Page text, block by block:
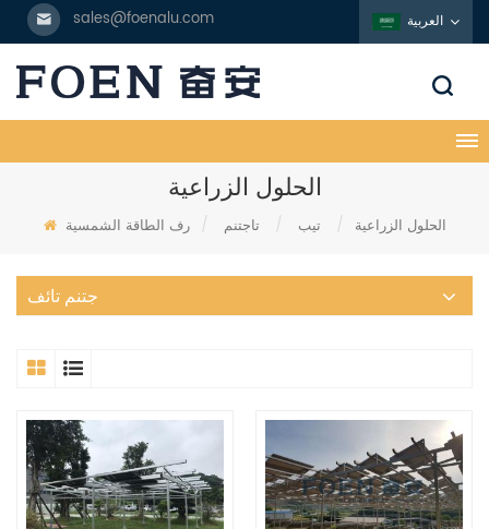
sales@foenalu.com العربية
الحلول الزراعية
تيب / تاجتنم / رف الطاقة الشمسية / الحلول الزراعية
جتنم تائف